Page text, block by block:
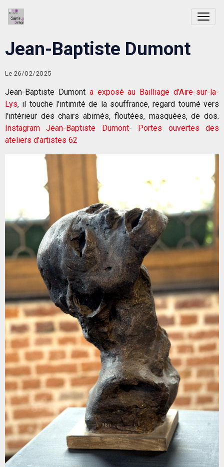
Jean-Baptiste Dumont
Le 26/02/2025
Jean-Baptiste Dumont a exposé au Bailliage d'Aire-sur-la-
Lys, il touche l'intimité de la souffrance, regard tourné vers
l'intérieur des chairs abimés, floutées, masquées, de dos.
Instagram Jean-Baptiste Dumont- Portes ouvertes des
ateliers d'artistes 62